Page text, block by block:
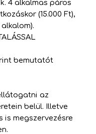
4 alkalmas páros
(15.000 Ft),
bemutatót
az
belül. Illetve
is megszervezésre